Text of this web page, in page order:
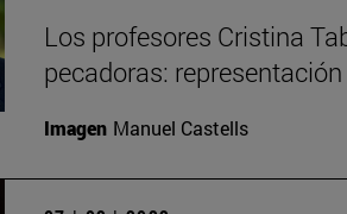
Los profesores Cristina
pecadoras:
Imagen Manuel Castells